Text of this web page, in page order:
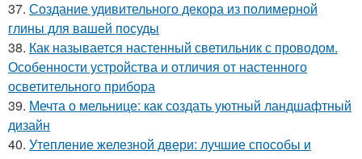
37. Создание удивительного декора из полимерной
глины для вашей посуды
38. Как называется настенный светильник с проводом.
Особенности устройства и отличия от настенного
осветительного прибора
39. Мечта о мельнице: как создать уютный ландшафтный
дизайн
40. Утепление железной двери: лучшие способы и